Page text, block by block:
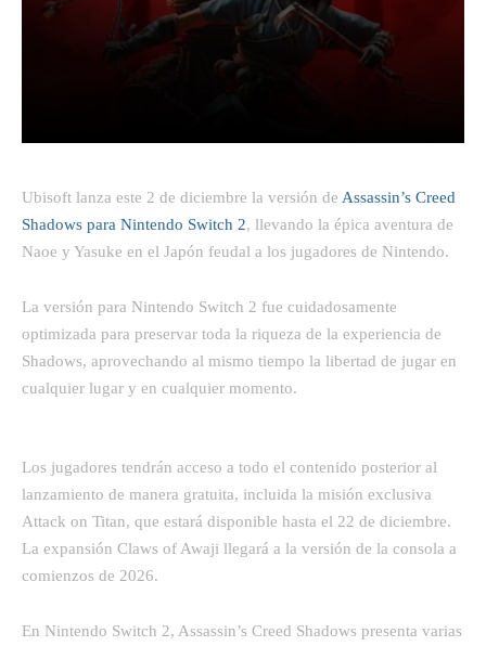
Ubisoft lanza este 2 de diciembre la versión de Assassin’s Creed
Shadows para Nintendo Switch 2, llevando la épica aventura de
Naoe y Yasuke en el Japón feudal a los jugadores de Nintendo.
La versión para Nintendo Switch 2 fue cuidadosamente
optimizada para preservar toda la riqueza de la experiencia de
Shadows, aprovechando al mismo tiempo la libertad de jugar en
cualquier lugar y en cualquier momento.
Los jugadores tendrán acceso a todo el contenido posterior al
lanzamiento de manera gratuita, incluida la misión exclusiva
Attack on Titan, que estará disponible hasta el 22 de diciembre.
La expansión Claws of Awaji llegará a la versión de la consola a
comienzos de 2026.
En Nintendo Switch 2, Assassin’s Creed Shadows presenta varias